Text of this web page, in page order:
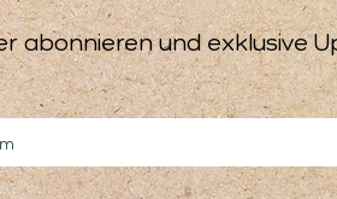
abonnieren und exklusive